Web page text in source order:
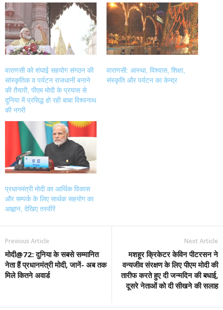
(Opens
new
window)
(Opens
in
new
window)
(Opens
window)
(Opens
in
new
window)
वाराणसी को शंघाई सहयोग संगठन की
सांस्कृतिक व पर्यटन राजधानी बनाने
की तैयारी, पीएम मोदी के प्रयास से
दुनिया में प्रसिद्ध हो रही बाबा विश्वनाथ
की नगरी
वाराणसी: आस्था, विश्वास, शिक्षा,
संस्कृति और पर्यटन का केन्द्र
प्रधानमंत्री मोदी का आर्थिक विकास
और सम्पर्क के लिए सार्थक सहयोग का
आह्वान, देखिए तस्वीरें
Previous Article
मोदी@72: दुनिया के सबसे सम्मानित
नेता हैं प्रधानमंत्री मोदी, जानें- अब तक
मिले कितने अवार्ड
Next Article
मशहूर क्रिकेटर केविन पीटरसन ने
वन्यजीव संरक्षण के लिए पीएम मोदी की
तारीफ करते हुए दी जन्मदिन की बधाई,
दूसरे नेताओं को दी सीखने की सलाह